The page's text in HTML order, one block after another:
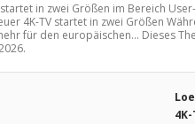
in zwei Größen im Bereich
4K-TV startet in zwei Größen
für den europäischen... Dieses
.